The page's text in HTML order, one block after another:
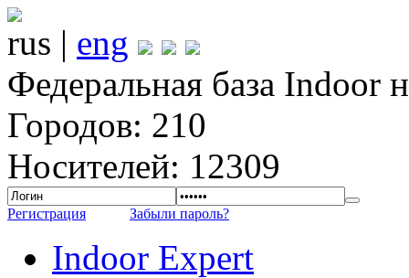
rus | eng
Федеральная база Indoor
Городов: 210
Носителей: 12309
Регистрация Забыли пароль?
Indoor Expert